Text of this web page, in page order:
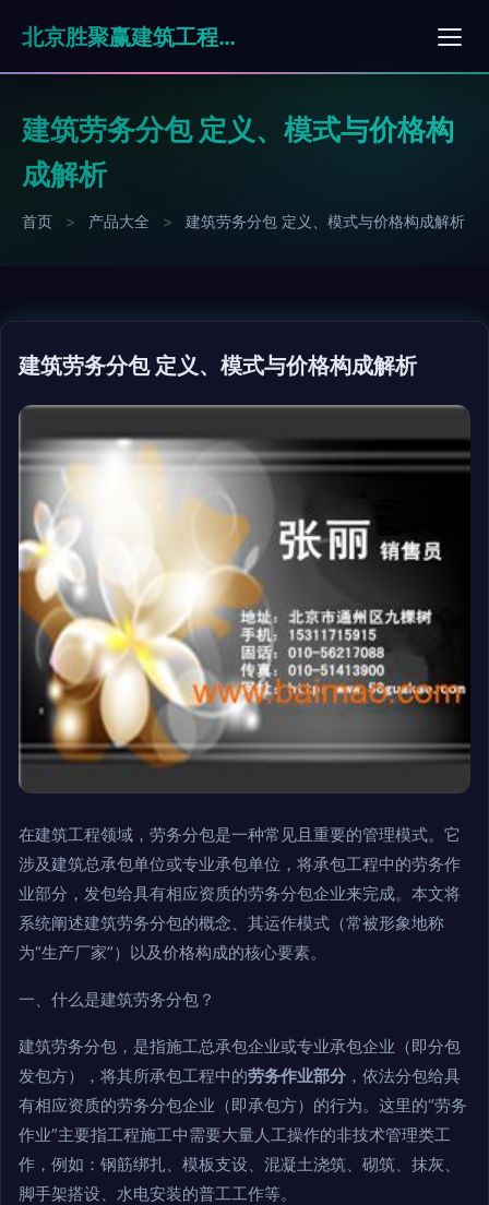
北京胜聚赢建筑工程有限公司
建筑劳务分包 定义、模式与价格构
成解析
首页 > 产品大全 > 建筑劳务分包 定义、模式与价格构成解析
建筑劳务分包 定义、模式与价格构成解析
在建筑工程领域，劳务分包是一种常见且重要的管理模式。它
涉及建筑总承包单位或专业承包单位，将承包工程中的劳务作
业部分，发包给具有相应资质的劳务分包企业来完成。本文将
系统阐述建筑劳务分包的概念、其运作模式（常被形象地称
为“生产厂家”）以及价格构成的核心要素。
一、什么是建筑劳务分包？
建筑劳务分包，是指施工总承包企业或专业承包企业（即分包
发包方），将其所承包工程中的劳务作业部分 ，依法分包给具
有相应资质的劳务分包企业（即承包方）的行为。这里的“劳务
作业”主要指工程施工中需要大量人工操作的非技术管理类工
作，例如：钢筋绑扎、模板支设、混凝土浇筑、砌筑、抹灰、
脚手架搭设、水电安装的普工工作等。